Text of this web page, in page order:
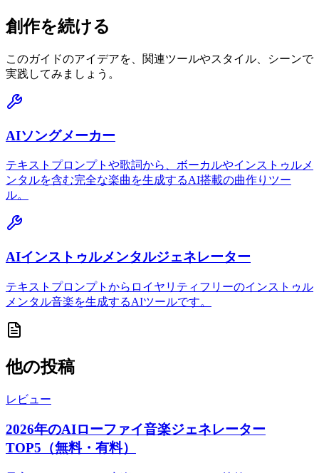
創作を続ける
このガイドのアイデアを、関連ツールやスタイル、シーンで
実践してみましょう。
AIソングメーカー
テキストプロンプトや歌詞から、ボーカルやインストゥルメ
ンタルを含む完全な楽曲を生成するAI搭載の曲作りツー
ル。
AIインストゥルメンタルジェネレーター
テキストプロンプトからロイヤリティフリーのインストゥル
メンタル音楽を生成するAIツールです。
他の投稿
レビュー
2026年のAIローファイ音楽ジェネレーター
TOP5（無料・有料）